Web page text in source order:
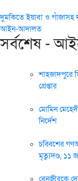
দুমকিতে ইয়াবা ও গাঁজাসহ
আইন-আদালত
সর্বশেষ -
শাহজাদপুরে
গ্রেপ্তার
মোমিন
নির্দেশ
চব্বিশের
মৃত্যুদণ্ড, ১১